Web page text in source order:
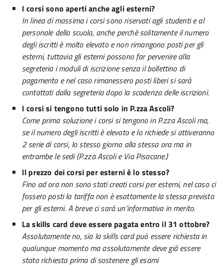
I corsi sono aperti anche agli esterni?
In linea di massima i corsi sono riservati agli studenti e al
personale della scuola, anche perchè solitamente il numero
degli iscritti è molto elevato e non rimangono posti per gli
esterni, tuttavia gli esterni possono far pervenire alla
segreteria i moduli di iscrizione senza il bollettino di
pagamento e nel caso rimanessero posti liberi si sarà
contattati dalla segreteria dopo la scadenza delle iscrizioni.
I corsi si tengono tutti solo in P.zza Ascoli?
Come prima soluzione i corsi si tengono in P.zza Ascoli ma,
se il numero degli iscritti è elevato e lo richiede si attiveranno
2 serie di corsi, lo stesso giorno alla stessa ora ma in
entrambe le sedi (P.zza Ascoli e Via Pisacane.)
Il prezzo dei corsi per esterni è lo stesso?
Fino ad ora non sono stati creati corsi per esterni, nel caso ci
fossero posti la tariffa non è esattamente la stessa prevista
per gli esterni. A breve ci sarà un’informativa in merito.
La skills card deve essere pagata entro il 31 ottobre?
Assolutamente no, sia la skills card può essere richiesta in
qualunque momento ma assolutamente deve già essere
stata richiesta prima di sostenere gli esami